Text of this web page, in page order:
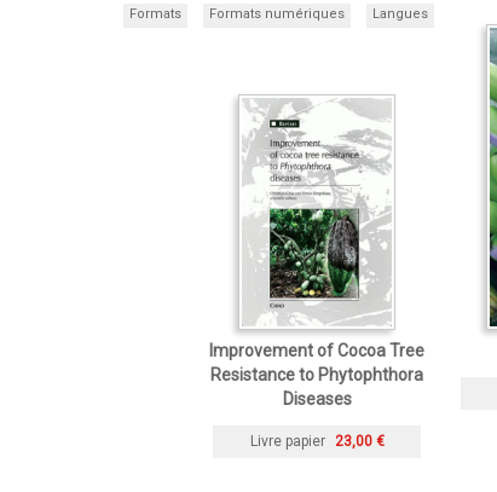
Formats Formats numériques Langues
Improvement of Cocoa Tree
Resistance to Phytophthora
Diseases
Livre papier 23,00 €